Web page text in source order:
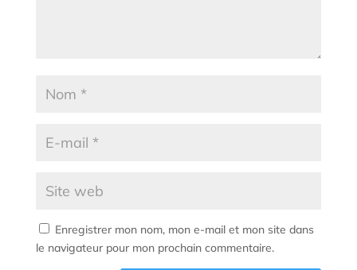
Enregistrer mon nom, mon e-mail et mon site dans
le navigateur pour mon prochain commentaire.